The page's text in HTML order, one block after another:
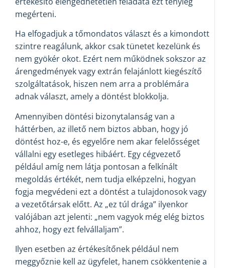
megérteni.
Ha elfogadjuk a tőmondatos választ és a kimondott
szintre reagálunk, akkor csak tünetet kezelünk és
nem gyökér okot. Ezért nem működnek sokszor az
árengedmények vagy extrán felajánlott kiegészítő
szolgáltatások, hiszen nem arra a problémára
adnak választ, amely a döntést blokkolja.
Amennyiben döntési bizonytalanság van a
háttérben, az illető nem biztos abban, hogy jó
döntést hoz-e, és egyelőre nem akar felelősséget
vállalni egy esetleges hibáért. Egy cégvezető
például amíg nem látja pontosan a felkínált
megoldás értékét, nem tudja elképzelni, hogyan
fogja megvédeni ezt a döntést a tulajdonosok vagy
a vezetőtársak előtt. Az „ez túl drága” ilyenkor
valójában azt jelenti: „nem vagyok még elég biztos
ahhoz, hogy ezt felvállaljam”.
Ilyen esetben az értékesítőnek például nem
meggyőznie kell az ügyfelet, hanem csökkentenie a